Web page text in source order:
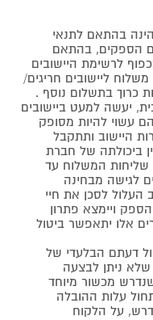
בהתאם לתנאי
הספקים, בהתאם
לרשימת היישובים
ליישובים חריגים/
כרוך בתשלום נוסף .
יעשה למעט ביישובים
עשוי להיות מסופק
היישוב ותתקבל
ביכולתה של חברת
המשלוח עד
לגישה מבחינה
העלול לסכן את חיי
ויימצא פתרון
אלו יתאפשר ביטול
דעתם הבלעדי של
ניתן לבצעה
מכשור מיוחד
עלות ההובלה
על הלקוח